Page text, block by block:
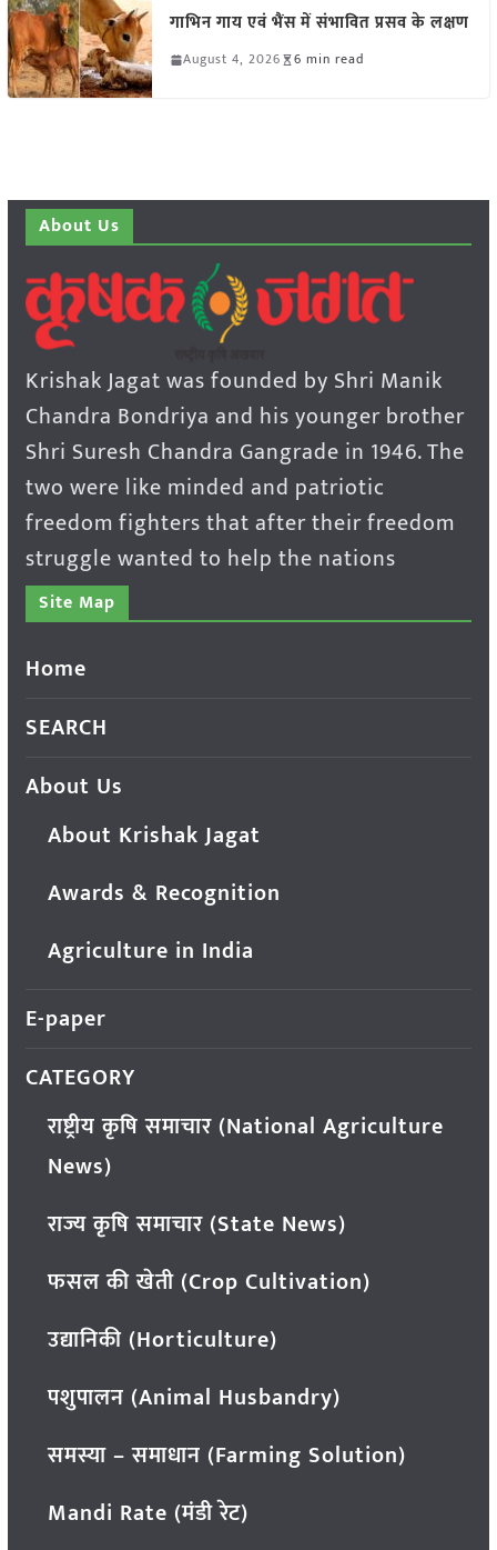
गाभिन गाय एवं भैंस में संभावित प्रसव के लक्षण
August 4, 2026 6 min read
About Us
Krishak Jagat was founded by Shri Manik
Chandra Bondriya and his younger brother
Shri Suresh Chandra Gangrade in 1946. The
two were like minded and patriotic
freedom fighters that after their freedom
struggle wanted to help the nations
Site Map
Home
SEARCH
About Us
About Krishak Jagat
Awards & Recognition
Agriculture in India
E-paper
CATEGORY
राष्ट्रीय कृषि समाचार (National Agriculture
News)
राज्य कृषि समाचार (State News)
फसल की खेती (Crop Cultivation)
उद्यानिकी (Horticulture)
पशुपालन (Animal Husbandry)
समस्या – समाधान (Farming Solution)
Mandi Rate (मंडी रेट)